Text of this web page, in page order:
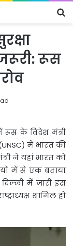
रूस
रूस के विदेश मंत्री
में भारत की
ने यहां भारत को
में से एक बताया
में जारी इस
शामिल हो